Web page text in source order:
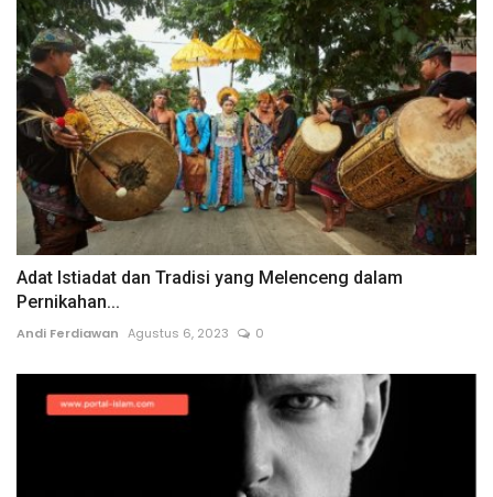
Adat Istiadat dan Tradisi yang Melenceng dalam
Pernikahan...
Andi Ferdiawan Agustus 6, 2023 0